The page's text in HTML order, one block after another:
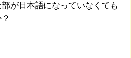
が日本語になっていなくても